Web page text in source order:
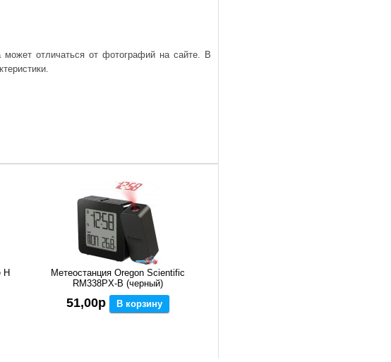
может отличаться от фотографий на сайте. В
H
Метеостанция Oregon Scientific
RM338PX-B (черный)
51,00р В корзину